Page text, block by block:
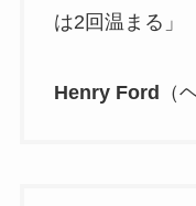
は2回温まる」
Henry Ford （